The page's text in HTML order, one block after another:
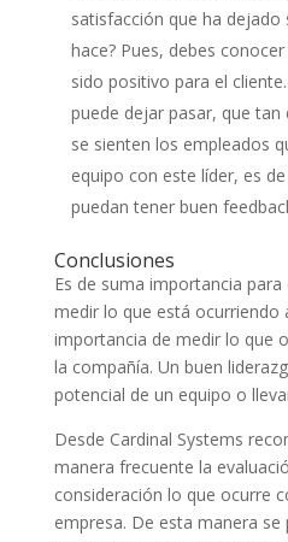
satisfacción que ha dejado
hace? Pues, debes
sido positivo para el
puede dejar pasar, que
se sienten los empleados
equipo con este líder, es
puedan tener buen
Conclusiones
Es de suma importancia
medir lo que está ocurriendo
importancia de medir lo que
la compañía. Un buen
potencial de un equipo o
Desde Cardinal Systems
manera frecuente la
consideración lo que ocurre
empresa. De esta manera